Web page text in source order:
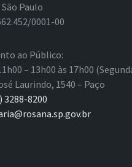
Paulo
0001-00
ao Público:
– 13h00 às 17h00
Laurindo, 1540 – Paço
3288-8200